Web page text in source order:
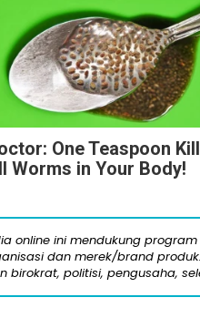
One Teaspoon
Worms in Your Body!
online ini mendukung
dan merek/brand
birokrat, politisi, pengusaha,